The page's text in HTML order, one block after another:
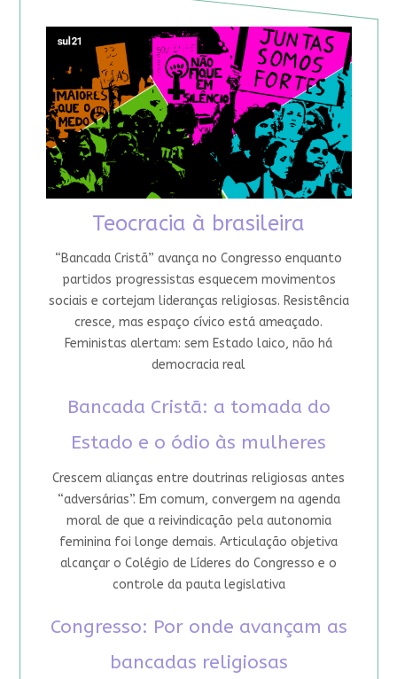
Teocracia à brasileira
“Bancada Cristã” avança no Congresso enquanto
partidos progressistas esquecem movimentos
sociais e cortejam lideranças religiosas. Resistência
cresce, mas espaço cívico está ameaçado.
Feministas alertam: sem Estado laico, não há
democracia real
Bancada Cristã: a tomada do
Estado e o ódio às mulheres
Crescem alianças entre doutrinas religiosas antes
“adversárias”. Em comum, convergem na agenda
moral de que a reivindicação pela autonomia
feminina foi longe demais. Articulação objetiva
alcançar o Colégio de Líderes do Congresso e o
controle da pauta legislativa
Congresso: Por onde avançam as
bancadas religiosas